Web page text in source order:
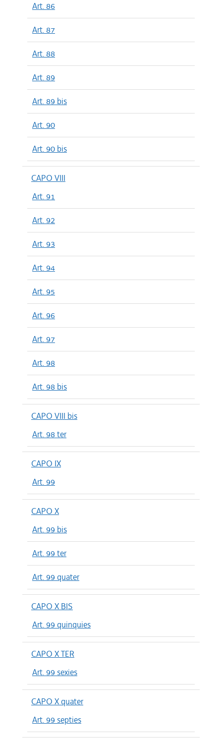
Art. 86
Art. 87
Art. 88
Art. 89
Art. 89 bis
Art. 90
Art. 90 bis
CAPO VIII
Art. 91
Art. 92
Art. 93
Art. 94
Art. 95
Art. 96
Art. 97
Art. 98
Art. 98 bis
CAPO VIII bis
Art. 98 ter
CAPO IX
Art. 99
CAPO X
Art. 99 bis
Art. 99 ter
Art. 99 quater
CAPO X BIS
Art. 99 quinquies
CAPO X TER
Art. 99 sexies
CAPO X quater
Art. 99 septies